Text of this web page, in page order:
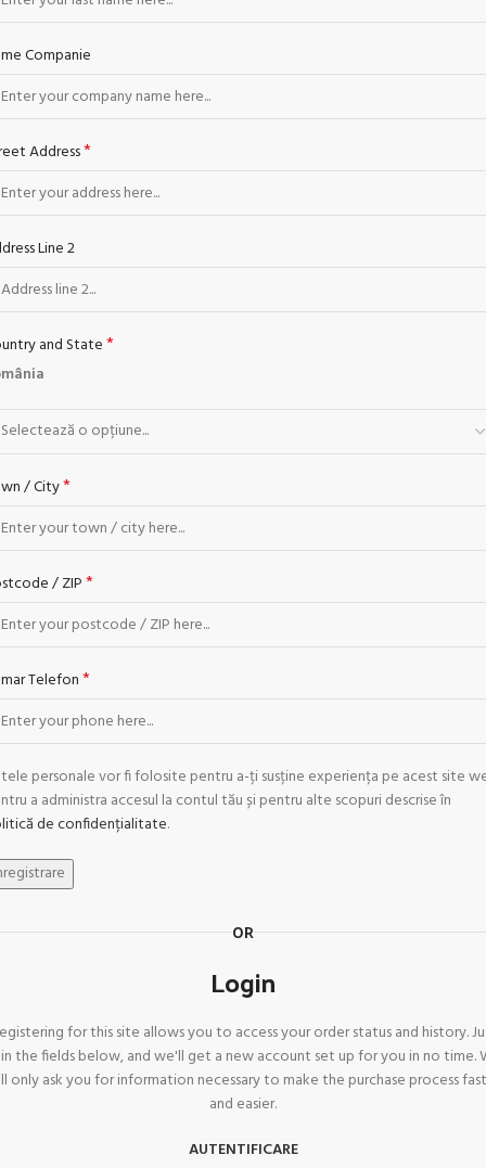
Companie
Address*
Line 2
and State*
/ City*
/ ZIP*
Telefon*
personale vor fi folosite pentru a-ți susține experiența pe acest site
a administra accesul la contul tău și pentru alte scopuri descrise în
de confidențialitate.
OR
Login
for this site allows you to access your order status and history.
the fields below, and we'll get a new account set up for you in no time.
only ask you for information necessary to make the purchase process
and easier.
AUTENTIFICARE